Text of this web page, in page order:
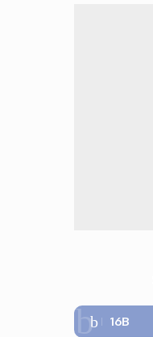
16B